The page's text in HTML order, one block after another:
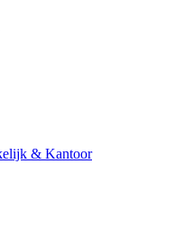
& Kantoor